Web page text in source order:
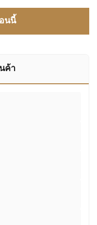
นนี้
ค้า